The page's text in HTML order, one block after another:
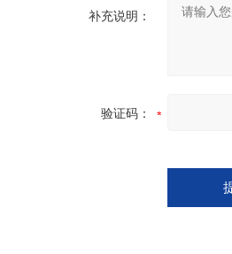
补充说明：
验证码：